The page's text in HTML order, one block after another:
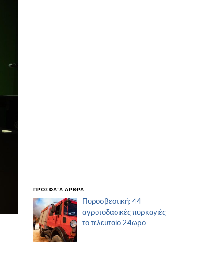
ΠΡΌΣΦΑΤΑ ΆΡΘΡΑ
Πυροσβεστική: 44
αγροτοδασικές πυρκαγιές
το τελευταίο 24ωρο